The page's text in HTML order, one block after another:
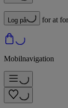
Log på for at
Mobilnavigation